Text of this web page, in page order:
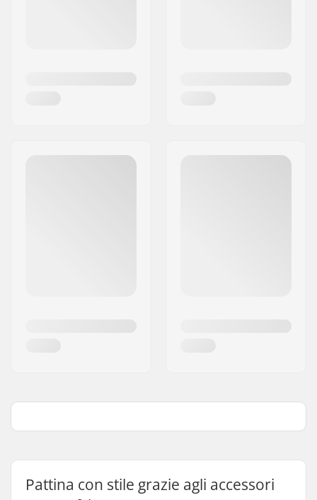
Pattina con stile grazie agli accessori